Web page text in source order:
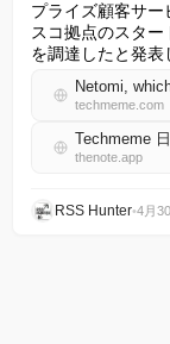
プライズ顧客サ
スコ拠点のスタ
を調達したと発表
techmeme.com
Techmeme
thenote.app
RSS Hunter•4月